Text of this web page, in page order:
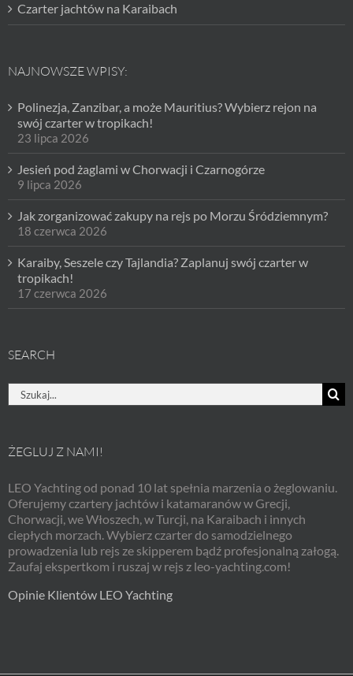
Czarter jachtów na Karaibach
NAJNOWSZE WPISY:
Polinezja, Zanzibar, a może Mauritius? Wybierz rejon na
swój czarter w tropikach!
23 lipca 2026
Jesień pod żaglami w Chorwacji i Czarnogórze
9 lipca 2026
Jak zorganizować zakupy na rejs po Morzu Śródziemnym?
18 czerwca 2026
Karaiby, Seszele czy Tajlandia? Zaplanuj swój czarter w
tropikach!
17 czerwca 2026
SEARCH
Szukaj
ŻEGLUJ Z NAMI!
LEO Yachting od ponad 10 lat spełnia marzenia o żeglowaniu.
Oferujemy czartery jachtów i katamaranów w Grecji,
Chorwacji, we Włoszech, w Turcji, na Karaibach i innych
ciepłych morzach. Wybierz czarter do samodzielnego
prowadzenia lub rejs ze skipperem bądź profesjonalną załogą.
Zaufaj ekspertkom i ruszaj w rejs z leo-yachting.com!
Opinie Klientów LEO Yachting